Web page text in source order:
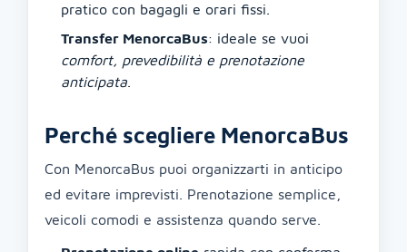
pratico con bagagli e orari fissi.
Transfer MenorcaBus: ideale se vuoi
comfort, prevedibilità e prenotazione
anticipata
Perché scegliere MenorcaBus
Con MenorcaBus puoi organizzarti in anticipo
ed evitare imprevisti. Prenotazione semplice,
veicoli comodi e assistenza quando serve.